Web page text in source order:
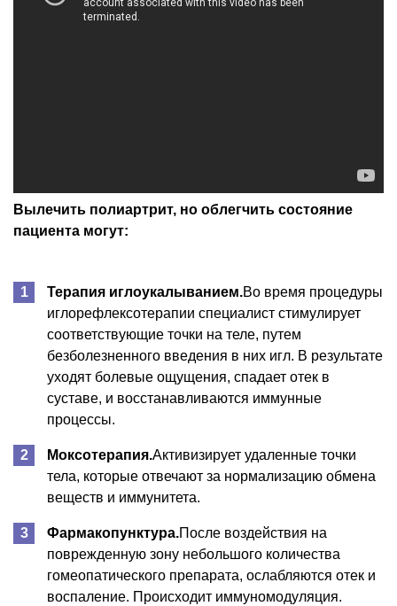
Вылечить полиартрит, но облегчить состояние
пациента могут:
Терапия иглоукалыванием.Во время процедуры
иглорефлексотерапии специалист стимулирует
соответствующие точки на теле, путем
безболезненного введения в них игл. В результате
уходят болевые ощущения, спадает отек в
суставе, и восстанавливаются иммунные
процессы.
Моксотерапия.Активизирует удаленные точки
тела, которые отвечают за нормализацию обмена
веществ и иммунитета.
Фармакопунктура.После воздействия на
поврежденную зону небольшого количества
гомеопатического препарата, ослабляются отек и
воспаление. Происходит иммуномодуляция.